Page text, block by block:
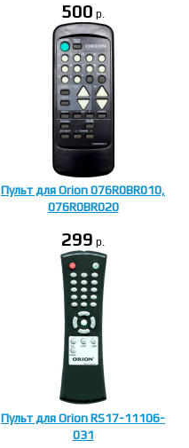
500 p.
Пульт для Orion 076R0BR010,
076R0BR020
299 p.
Пульт для Orion RS17-11106-
031